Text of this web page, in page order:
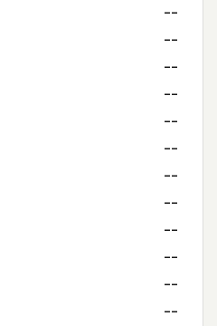
--
--
--
--
--
--
--
--
--
--
--
--